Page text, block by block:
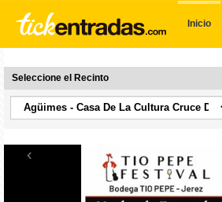
Inicio
Seleccione el Recinto
‹